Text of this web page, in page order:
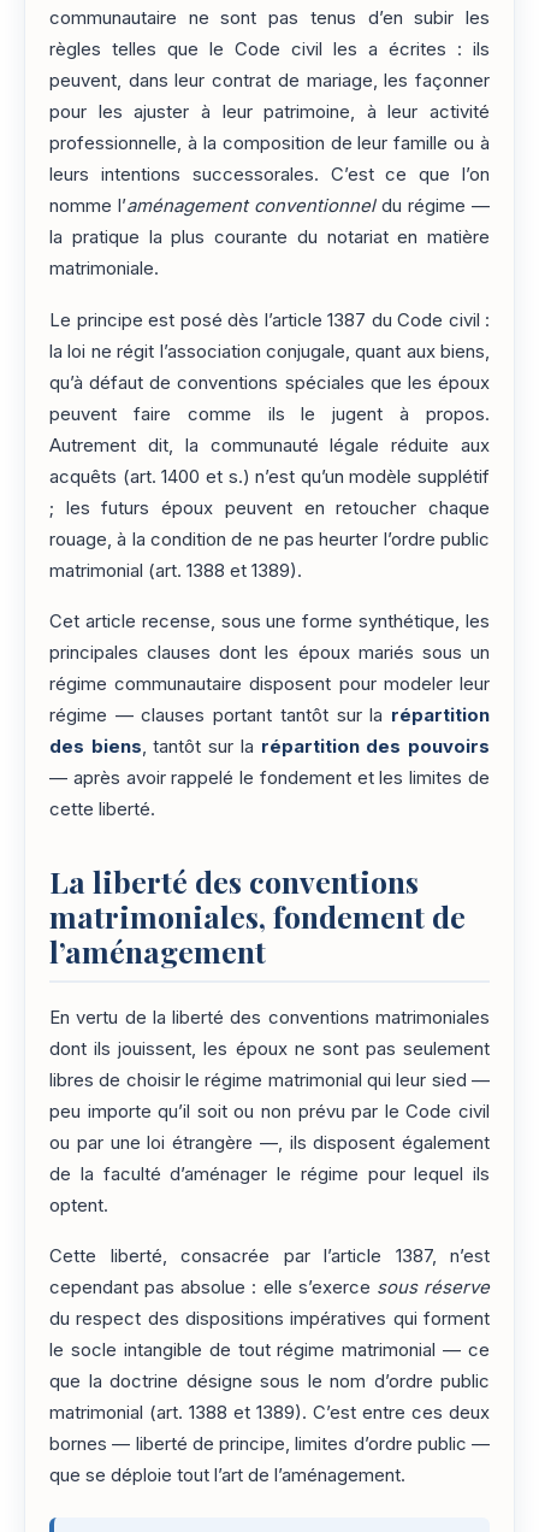
communautaire ne sont pas tenus d’en subir les
règles telles que le Code civil les a écrites : ils
peuvent, dans leur contrat de mariage, les façonner
pour les ajuster à leur patrimoine, à leur activité
professionnelle, à la composition de leur famille ou à
leurs intentions successorales. C’est ce que l’on
nomme l’aménagement conventionneldu régime —
la pratique la plus courante du notariat en matière
matrimoniale.
Le principe est posé dès l’article 1387 du Code civil :
la loi ne régit l’association conjugale, quant aux biens,
qu’à défaut de conventions spéciales que les époux
peuvent faire comme ils le jugent à propos.
Autrement dit, la communauté légale réduite aux
acquêts (art. 1400 et s.) n’est qu’un modèle supplétif
; les futurs époux peuvent en retoucher chaque
rouage, à la condition de ne pas heurter l’ordre public
matrimonial (art. 1388 et 1389).
Cet article recense, sous une forme synthétique, les
principales clauses dont les époux mariés sous un
régime communautaire disposent pour modeler leur
régime — clauses portant tantôt sur la répartition
des biens, tantôt sur la répartition des pouvoirs
— après avoir rappelé le fondement et les limites de
cette liberté.
La liberté des conventions
matrimoniales, fondement de
l’aménagement
En vertu de la liberté des conventions matrimoniales
dont ils jouissent, les époux ne sont pas seulement
libres de choisir le régime matrimonial qui leur sied —
peu importe qu’il soit ou non prévu par le Code civil
ou par une loi étrangère —, ils disposent également
de la faculté d’aménager le régime pour lequel ils
optent.
Cette liberté, consacrée par l’article 1387, n’est
cependant pas absolue : elle s’exerce sous réserve
du respect des dispositions impératives qui forment
le socle intangible de tout régime matrimonial — ce
que la doctrine désigne sous le nom d’ordre public
matrimonial (art. 1388 et 1389). C’est entre ces deux
bornes — liberté de principe, limites d’ordre public —
que se déploie tout l’art de l’aménagement.